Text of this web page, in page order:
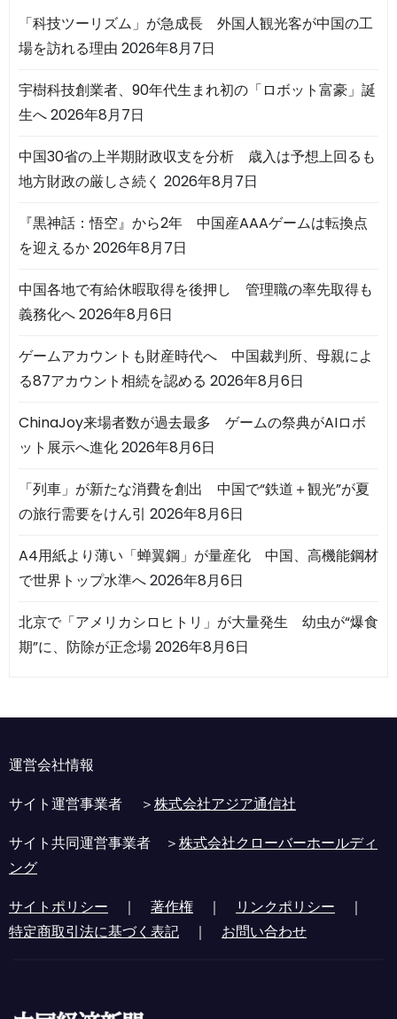
「科技ツーリズム」が急成長 外国人観光客が中国の工
場を訪れる理由 2026年8月7日
宇樹科技創業者、90年代生まれ初の「ロボット富豪」誕
生へ2026年8月7日
中国30省の上半期財政収支を分析 歳入は予想上回るも
地方財政の厳しさ続く 2026年8月7日
『黒神話：悟空』から2年 中国産AAAゲームは転換点
を迎えるか2026年8月7日
中国各地で有給休暇取得を後押し 管理職の率先取得も
義務化へ2026年8月6日
ゲームアカウントも財産時代へ 中国裁判所、母親によ
る87アカウント相続を認める 2026年8月6日
ChinaJoy来場者数が過去最多 ゲームの祭典がAIロボ
ット展示へ進化2026年8月6日
「列車」が新たな消費を創出 中国で“鉄道＋観光”が夏
の旅行需要をけん引 2026年8月6日
A4用紙より薄い「蝉翼鋼」が量産化 中国、高機能鋼材
で世界トップ水準へ2026年8月6日
北京で「アメリカシロヒトリ」が大量発生 幼虫が“爆食
期”に、防除が正念場2026年8月6日
運営会社情報
サイト運営事業者 ＞株式会社アジア通信社
サイト共同運営事業者 ＞株式会社クローバーホールディ
ング
サイトポリシー ｜ 著作権 ｜ リンクポリシー ｜
特定商取引法に基づく表記 ｜ お問い合わせ